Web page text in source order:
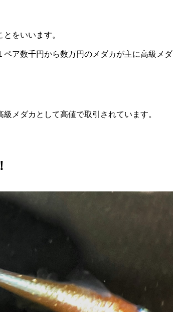
をいいます。
ア数千円から数万円のメダカが主に高級メ
メダカとして高値で取引されています。